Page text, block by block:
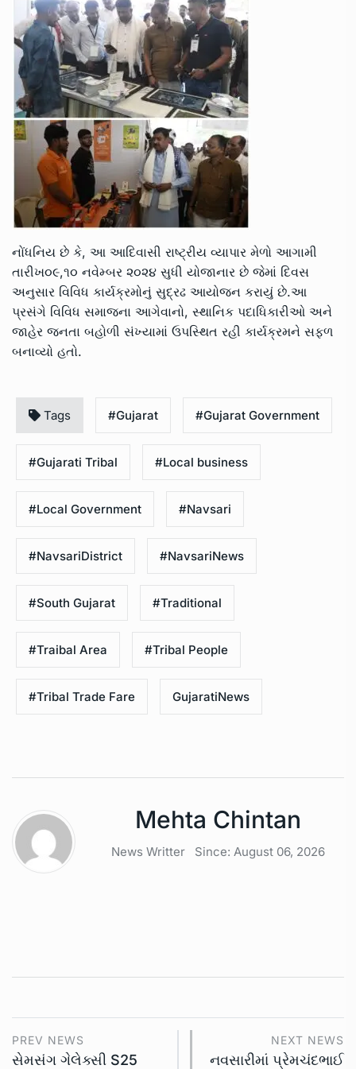
નોંધનિય છે કે, આ આદિવાસી રાષ્ટ્રીય વ્યાપાર મેળો આગામી
તારીખ૦૯,૧૦ નવેમ્બર ૨૦૨૪ સુધી યોજાનાર છે જેમાં દિવસ
અનુસાર વિવિધ કાર્યક્રમોનું સુદ્રઢ આયોજન કરાયું છે.આ
પ્રસંગે વિવિધ સમાજના આગેવાનો, સ્થાનિક પદાધિકારીઓ અને
જાહેર જનતા બહોળી સંખ્યામાં ઉપસ્થિત રહી કાર્યક્રમને સફળ
બનાવ્યો હતો.
Tags #Gujarat #Gujarat Government
#Gujarati Tribal #Local business
#Local Government #Navsari
#NavsariDistrict #NavsariNews
#South Gujarat #Traditional
#Traibal Area #Tribal People
#Tribal Trade Fare GujaratiNews
Mehta Chintan
News Writter Since: August 06, 2026
PREV NEWS
સેમસંગ ગેલેક્સી S25
NEXT NEWS
નવસારીમાં પ્રેમચંદભાઈ